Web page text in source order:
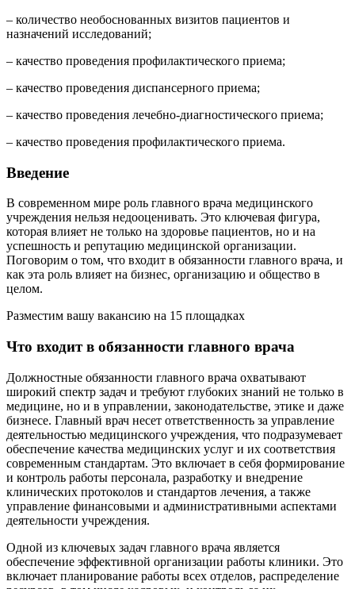
– количество необоснованных визитов пациентов и
назначений исследований;
– качество проведения профилактического приема;
– качество проведения диспансерного приема;
– качество проведения лечебно-диагностического приема;
– качество проведения профилактического приема.
Введение
В современном мире роль главного врача медицинского
учреждения нельзя недооценивать. Это ключевая фигура,
которая влияет не только на здоровье пациентов, но и на
успешность и репутацию медицинской организации.
Поговорим о том, что входит в обязанности главного врача, и
как эта роль влияет на бизнес, организацию и общество в
целом.
Разместим вашу вакансию на 15 площадках
Что входит в обязанности главного врача
Должностные обязанности главного врача охватывают
широкий спектр задач и требуют глубоких знаний не только в
медицине, но и в управлении, законодательстве, этике и даже
бизнесе. Главный врач несет ответственность за управление
деятельностью медицинского учреждения, что подразумевает
обеспечение качества медицинских услуг и их соответствия
современным стандартам. Это включает в себя формирование
и контроль работы персонала, разработку и внедрение
клинических протоколов и стандартов лечения, а также
управление финансовыми и административными аспектами
деятельности учреждения.
Одной из ключевых задач главного врача является
обеспечение эффективной организации работы клиники. Это
включает планирование работы всех отделов, распределение